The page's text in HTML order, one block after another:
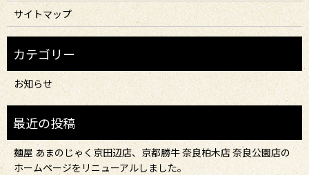
サイトマップ
お知らせ
麺屋 あまのじゃく京田辺店、京都勝牛 奈良柏木店 奈良公園店の
ホームページをリニューアルしました。